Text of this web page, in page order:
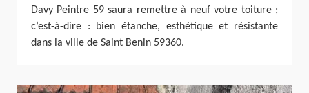
Davy Peintre 59 saura remettre à neuf votre toiture ;
c’est-à-dire : bien étanche, esthétique et résistante
dans la ville de Saint Benin 59360.